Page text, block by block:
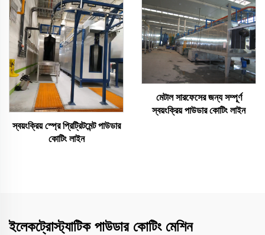
স্বয়ংক্রিয় স্প্রে প্রিট্রিটমেন্ট পাউডার
কোটিং লাইন
মেটাল সারফেসের জন্য সম্পূর্ণ
স্বয়ংক্রিয় পাউডার কোটিং লাইন
ইলেকট্রোস্ট্যাটিক পাউডার কোটিং মেশিন